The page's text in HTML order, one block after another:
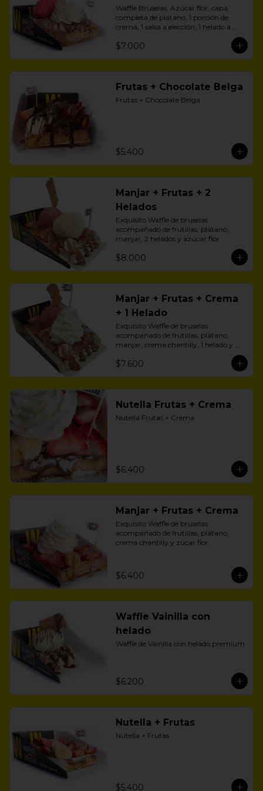
Waffle Bruselas, Azúcar flor, capa
completa de plátano, 1 porción de
crema, 1 salsa a elección, 1 helado a
$7.000
Frutas + Chocolate Belga
Frutas + Chocolate Belga
$5.400
Manjar + Frutas + 2
Helados
Exquisito Waffle de bruselas
acompañado de frutillas, plátano,
manjar, 2 helados y azúcar flor.
$8.000
Manjar + Frutas + Crema
+ 1 Helado
Exquisito Waffle de bruselas
acompañado de frutillas, plátano,
manjar, crema chantilly, 1 helado y
$7.600
Nutella Frutas + Crema
Nutella Frutas + Crema
$6.400
Manjar + Frutas + Crema
Exquisito Waffle de bruselas
acompañado de frutillas, plátano,
crema chantilly y zúcar flor.
$6.400
Waffle Vainilla con
helado
Waffle de Vainilla con helado premium
$6.200
Nutella + Frutas
Nutella + Frutas
$5.400